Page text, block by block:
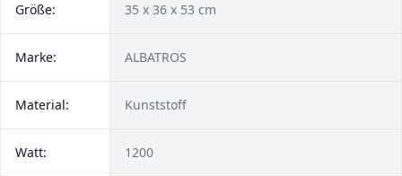
Größe: 35 x 36 x 53 cm
Marke: ALBATROS
Material: Kunststoff
Watt: 1200